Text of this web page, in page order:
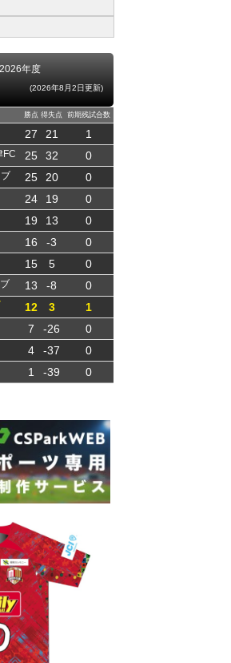
年度
(2026年8月2日更新)
勝点 得失点 前期残試合数
27 21 1
FC 25 32 0
25 20 0
24 19 0
19 13 0
16 -3 0
15 5 0
13 -8 0
12 3 1
7 -26 0
4 -37 0
1 -39 0